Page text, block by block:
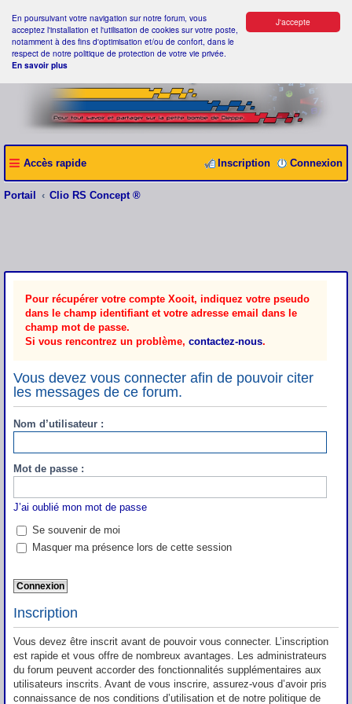
J'accepte
En poursuivant votre navigation sur notre forum, vous
acceptez l'installation et l'utilisation de cookies sur votre poste,
notamment à des fins d'optimisation et/ou de confort, dans le
respect de notre politique de protection de votre vie privée.
En savoir plus
Accès rapide Connexion
Inscription
Portail Clio RS Concept ®
Pour récupérer votre compte Xooit, indiquez votre pseudo
dans le champ identifiant et votre adresse email dans le
champ mot de passe.
Si vous rencontrez un problème, contactez-nous.
Vous devez vous connecter afin de pouvoir citer
les messages de ce forum.
Nom d’utilisateur :
Mot de passe :
J’ai oublié mon mot de passe
Se souvenir de moi
Masquer ma présence lors de cette session
Inscription
Vous devez être inscrit avant de pouvoir vous connecter. L’inscription
est rapide et vous offre de nombreux avantages. Les administrateurs
du forum peuvent accorder des fonctionnalités supplémentaires aux
utilisateurs inscrits. Avant de vous inscrire, assurez-vous d’avoir pris
connaissance de nos conditions d’utilisation et de notre politique de